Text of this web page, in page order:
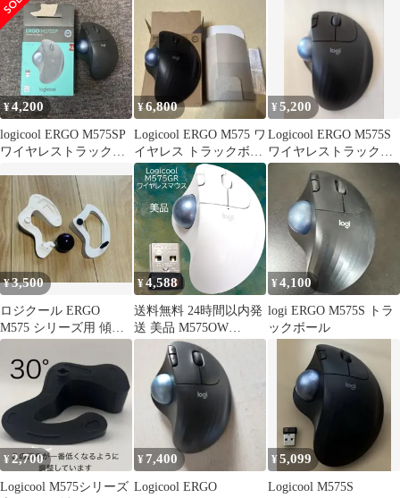
¥4,200
logicool ERGO M575SP
ワイヤレストラックボ
¥6,800
Logicool ERGO M575 ワ
イヤレス トラックボー
ル
¥5,200
Logicool ERGO M575S
ワイヤレストラックボ
ールマウス
¥3,500
ロジクール ERGO
M575 シリーズ用 傾斜
スタンド 2種類 交換
用ボール
¥4,588
送料無料 24時間以内発
送 美品 M575OW
Logicool ワイヤレスマ
ウス トラックボール オ
フホワイト 白 White 無
線 ロジクール USBレシ
ーバー Bluetooth
windows mac iPad
Trackball Mouse 模様替
え
¥4,100
logi ERGO M575S トラ
ックボール
¥2,700
Logicool M575シリーズ
¥ 7,400
Logicool ERGO
¥5,099
Logicool M575S